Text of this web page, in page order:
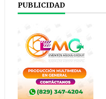
PUBLICIDAD